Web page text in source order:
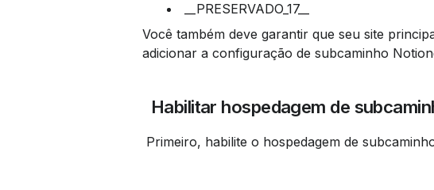
__PRESERVADO_17__
Você também deve garantir que seu site
adicionar a configuração de subcaminho
Habilitar hospedagem de
Primeiro, habilite o hospedagem de